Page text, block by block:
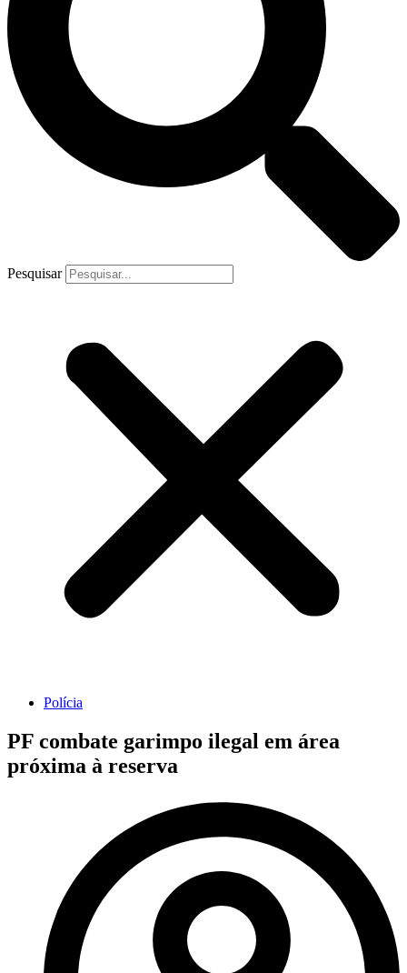
Pesquisar
Polícia
PF combate garimpo ilegal em área
próxima à reserva